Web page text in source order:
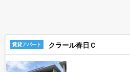
賃貸アパート クラール春日Ｃ